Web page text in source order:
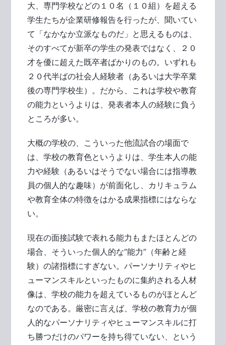
大、専門学校などの１０名（１０組）を超える
学生たちが企業研修報告を行ったが、聞いてい
て「なかなか立派なものだ」と思えるものは、
そのすべてが新卒の学生の発表ではなく、２０
才を優に超えた既卒者ばかりのもの。いずれも
２０代半ばの社会人経験者（あるいは大学卒業
後の専門学校生）。だから、これは学校や教育
の能力というよりは、発表者本人の経験に負う
ところが多い。
大概の学校の、こういった他流試合の場面で
は、学校の教育色というよりは、学生本人の能
力や経験（あるいはそうでない場合には指導教
員の個人的な趣味）が前面化し、カリキュラム
や教育全体の特徴をはかる成果指標にはならな
い。
現在の面接試験で表れる能力もまたほとんどの
場合、そういった個人的な“能力”（年齢と経
験）の諸指標にすぎない。パーソナリティやヒ
ューマンスキルといったものに集約される人材
像は、学校の能力を超えているものがほとんど
なのである。厳密に言えば、学校の教育力が個
人的なパーソナリティやヒューマンスキルに打
ち勝つだけのパワーを持ち得ていない、という